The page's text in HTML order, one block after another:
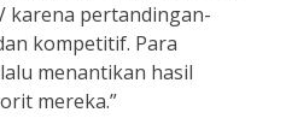
karena pertandingan-
kompetitif. Para
menantikan hasil
mereka.”